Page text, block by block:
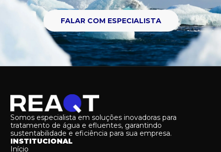
FALAR COM ESPECIALISTA
Somos especialista em soluções inovadoras para
tratamento de água e efluentes, garantindo
sustentabilidade e eficiência para sua empresa.
INSTITUCIONAL
Início